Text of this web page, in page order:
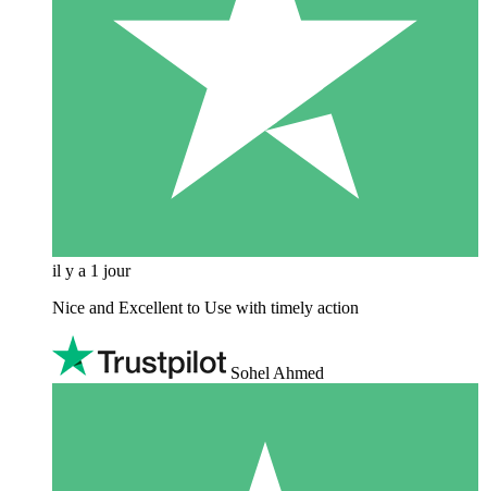
il y a 1 jour
Nice and Excellent to Use with timely action
Sohel Ahmed